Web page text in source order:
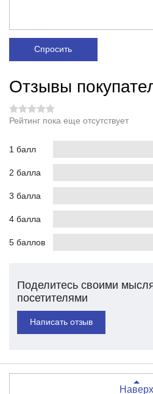
Спросить
Отзывы
Рейтинг пока еще отсутствует
1 балл
2 балла
3 балла
4 балла
5 баллов
Поделитесь своими
посетителями
Написать отзыв
Наверх